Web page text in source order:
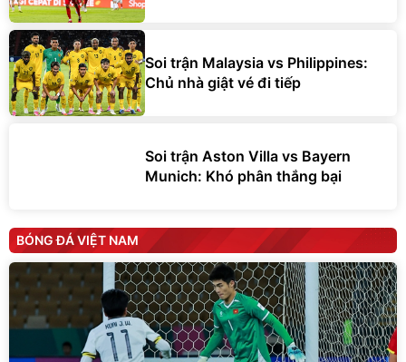
Soi trận Malaysia vs Philippines:
Chủ nhà giật vé đi tiếp
Soi trận Aston Villa vs Bayern
Munich: Khó phân thắng bại
BÓNG ĐÁ VIỆT NAM